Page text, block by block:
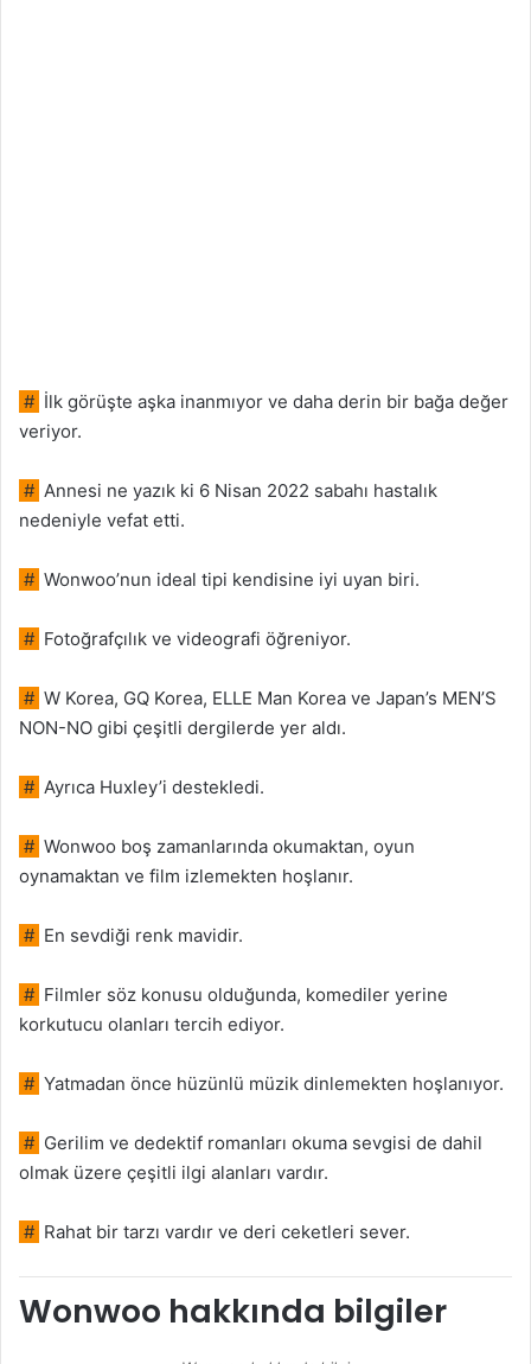
# İlk görüşte aşka inanmıyor ve daha derin bir bağa değer
veriyor.
# Annesi ne yazık ki 6 Nisan 2022 sabahı hastalık
nedeniyle vefat etti.
# Wonwoo’nun ideal tipi kendisine iyi uyan biri.
# Fotoğrafçılık ve videografi öğreniyor.
# W Korea, GQ Korea, ELLE Man Korea ve Japan’s MEN’S
NON-NO gibi çeşitli dergilerde yer aldı.
# Ayrıca Huxley’i destekledi.
# Wonwoo boş zamanlarında okumaktan, oyun
oynamaktan ve film izlemekten hoşlanır.
# En sevdiği renk mavidir.
# Filmler söz konusu olduğunda, komediler yerine
korkutucu olanları tercih ediyor.
# Yatmadan önce hüzünlü müzik dinlemekten hoşlanıyor.
# Gerilim ve dedektif romanları okuma sevgisi de dahil
olmak üzere çeşitli ilgi alanları vardır.
# Rahat bir tarzı vardır ve deri ceketleri sever.
Wonwoo hakkında bilgiler